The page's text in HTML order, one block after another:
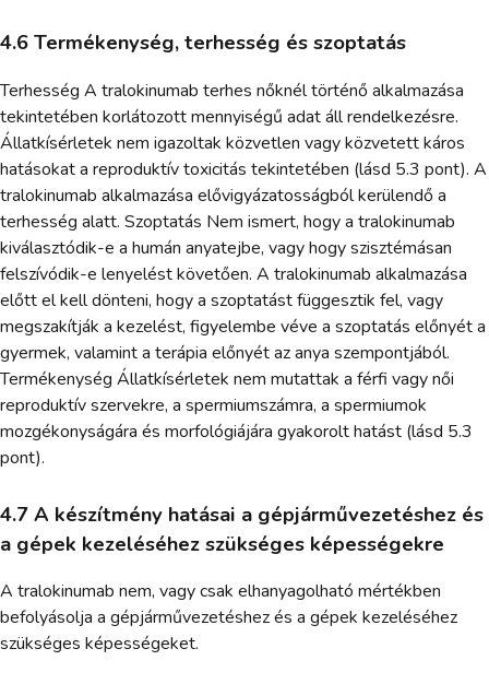
4.6 Termékenység, terhesség és szoptatás
Terhesség A tralokinumab terhes nőknél történő alkalmazása
tekintetében korlátozott mennyiségű adat áll rendelkezésre.
Állatkísérletek nem igazoltak közvetlen vagy közvetett káros
hatásokat a reproduktív toxicitás tekintetében (lásd 5.3 pont). A
tralokinumab alkalmazása elővigyázatosságból kerülendő a
terhesség alatt. Szoptatás Nem ismert, hogy a tralokinumab
kiválasztódik-e a humán anyatejbe, vagy hogy szisztémásan
felszívódik-e lenyelést követően. A tralokinumab alkalmazása
előtt el kell dönteni, hogy a szoptatást függesztik fel, vagy
megszakítják a kezelést, figyelembe véve a szoptatás előnyét a
gyermek, valamint a terápia előnyét az anya szempontjából.
Termékenység Állatkísérletek nem mutattak a férfi vagy női
reproduktív szervekre, a spermiumszámra, a spermiumok
mozgékonyságára és morfológiájára gyakorolt hatást (lásd 5.3
pont).
4.7 A készítmény hatásai a gépjárművezetéshez és
a gépek kezeléséhez szükséges képességekre
A tralokinumab nem, vagy csak elhanyagolható mértékben
befolyásolja a gépjárművezetéshez és a gépek kezeléséhez
szükséges képességeket.